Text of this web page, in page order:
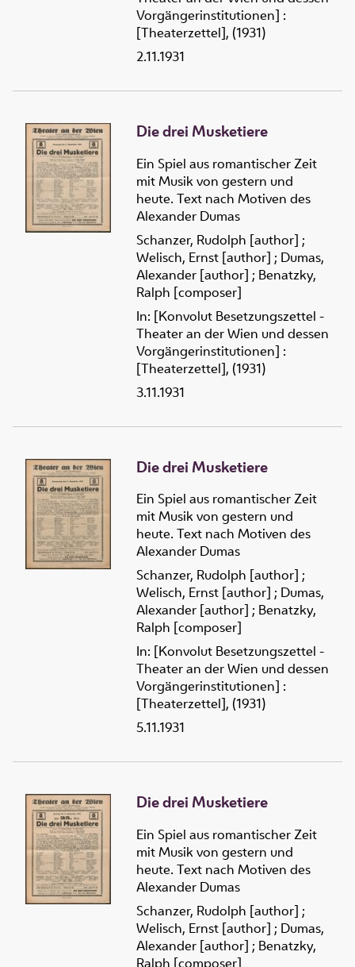
Vorgängerinstitutionen] :
[Theaterzettel], (1931)
2.11.1931
Die drei Musketiere
Ein Spiel aus romantischer Zeit
mit Musik von gestern und
heute. Text nach Motiven des
Alexander Dumas
Schanzer, Rudolph [author] ;
Welisch, Ernst [author] ; Dumas,
Alexander [author] ; Benatzky,
Ralph [composer]
In: [Konvolut Besetzungszettel -
Theater an der Wien und dessen
Vorgängerinstitutionen] :
[Theaterzettel], (1931)
3.11.1931
Die drei Musketiere
Ein Spiel aus romantischer Zeit
mit Musik von gestern und
heute. Text nach Motiven des
Alexander Dumas
Schanzer, Rudolph [author] ;
Welisch, Ernst [author] ; Dumas,
Alexander [author] ; Benatzky,
Ralph [composer]
In: [Konvolut Besetzungszettel -
Theater an der Wien und dessen
Vorgängerinstitutionen] :
[Theaterzettel], (1931)
5.11.1931
Die drei Musketiere
Ein Spiel aus romantischer Zeit
mit Musik von gestern und
heute. Text nach Motiven des
Alexander Dumas
Schanzer, Rudolph [author] ;
Welisch, Ernst [author] ; Dumas,
Alexander [author] ; Benatzky,
Ralph [composer]